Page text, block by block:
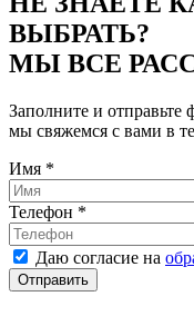
ВЫБРАТЬ?
МЫ ВСЕ
Заполните и отправьте
мы свяжемся с вами в
Имя *
Телефон *
Даю согласие на
Отправить